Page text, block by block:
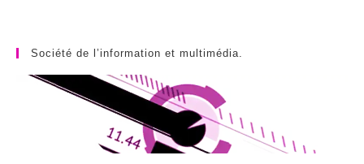
Société de l’information et multimédia.